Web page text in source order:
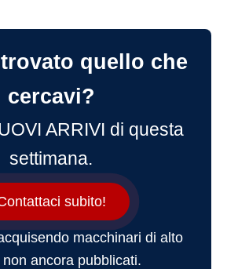
quello che
cercavi?
ARRIVI di questa
settimana.
subito!
macchinari di alto
non ancora pubblicati.